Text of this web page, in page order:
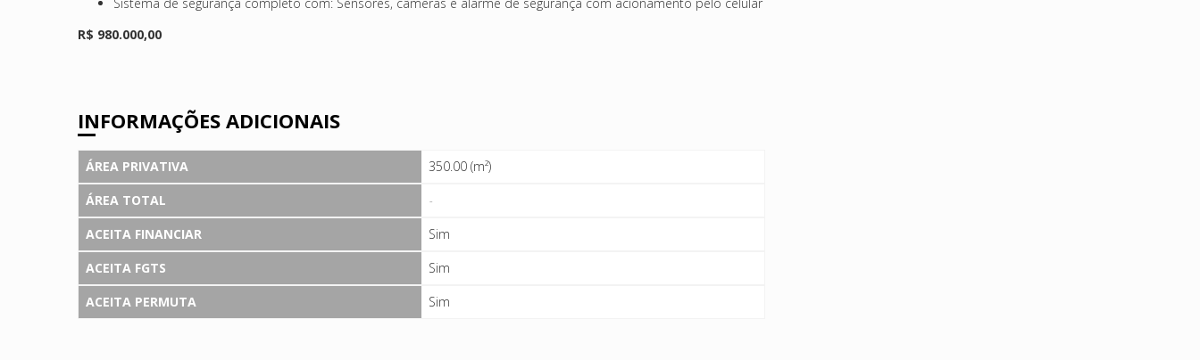
R$ 980.000,00
INFORMAÇÕES ADICIONAIS
ÁREA PRIVATIVA
350.00 (m²)
ÁREA TOTAL
-
ACEITA FINANCIAR
Sim
ACEITA FGTS
Sim
ACEITA PERMUTA
Sim